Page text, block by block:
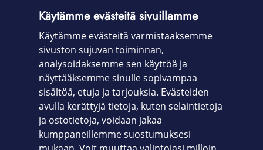
Myyntipalvelu
0800 04411
Ma-Pe 8-16 | Maksuton numero
Käytämme evästeitä sivuillamme
Käytämme evästeitä varmistaaksemme
sivuston sujuvan toiminnan,
analysoidaksemme sen käyttöä ja
näyttääksemme sinulle sopivampaa
sisältöä, etuja ja tarjouksia. Evästeiden
avulla kerättyjä tietoja, kuten selaintietoja
ja ostotietoja, voidaan jakaa
kumppaneillemme suostumuksesi